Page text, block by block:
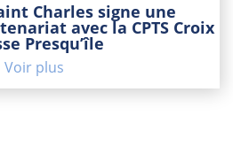
Charles signe une
avec la CPTS Croix
Presqu’île
Voir plus